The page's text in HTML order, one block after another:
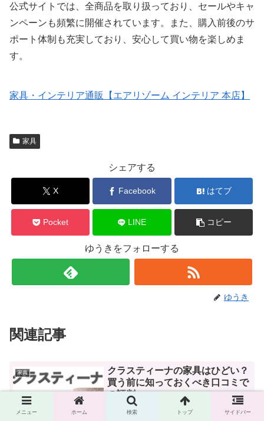
公式サイトでは、全商品を取り扱っており、セールやキャ
ンペーンも頻繁に開催されています。また、購入前後のサ
ポート体制も充実しており、安心して買い物を楽しめま
す。
家具・インテリア通販【エアリゾーム インテリア 本店】
家具
シェアする
X Facebook はてブ
Pocket LINE コピー
ゆうきをフォローする
ゆうき
関連記事
家具
クラスティーナの家具はひどい？
買う前に知っておくべき口コミで
の評判
メニュー ホーム 検索 トップ サイドバー